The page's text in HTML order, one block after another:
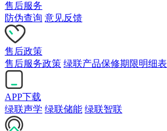
售后服务
防伪查询 意见反馈
售后政策
售后服务政策 绿联产品保修期限明细表
APP下载
绿联声学 绿联储能 绿联智联